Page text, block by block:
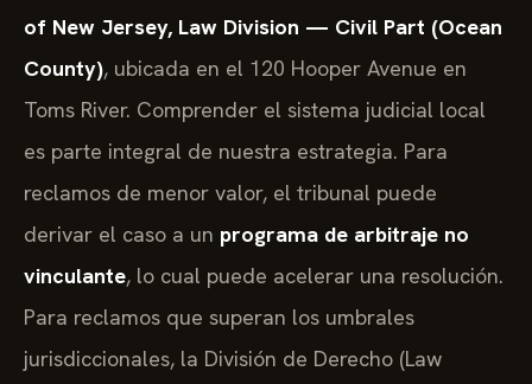
of New Jersey, Law Division — Civil Part (Ocean
County), ubicada en el 120 Hooper Avenue en
Toms River. Comprender el sistema judicial local
es parte integral de nuestra estrategia. Para
reclamos de menor valor, el tribunal puede
derivar el caso a un programa de arbitraje no
vinculante, lo cual puede acelerar una resolución.
Para reclamos que superan los umbrales
jurisdiccionales, la División de Derecho (Law